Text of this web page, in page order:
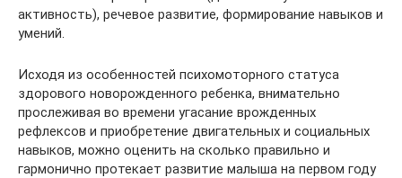
активность), речевое развитие, формирование навыков и
умений.
Исходя из особенностей психомоторного статуса
здорового новорожденного ребенка, внимательно
прослеживая во времени угасание врожденных
рефлексов и приобретение двигательных и социальных
навыков, можно оценить на сколько правильно и
гармонично протекает развитие малыша на первом году